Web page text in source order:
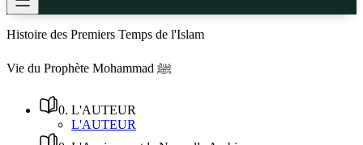
Histoire des Premiers Temps de l'Islam
Vie du Prophète Mohammad ﷺ
0. L'AUTEUR
L'AUTEUR